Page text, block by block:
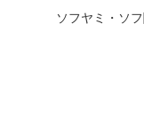
ソフヤミ・ソ